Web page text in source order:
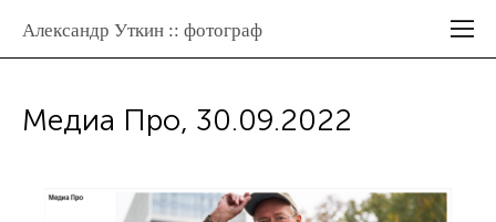
Александр Уткин :: фотограф
Медиа Про, 30.09.2022